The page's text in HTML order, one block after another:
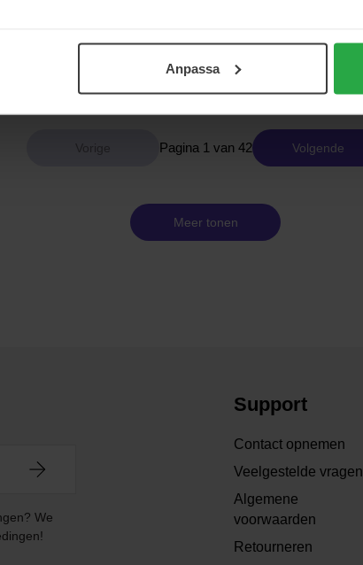
Anpassa47 €
Pagina 1 van 42 Volgende
Meer tonen
We
Support
Contact opnemen
Veelgestelde vragen
Algemene
voorwaarden
Retourneren